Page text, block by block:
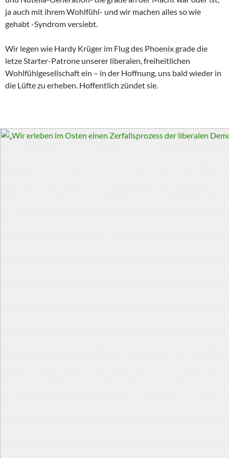
ja auch mit ihrem Wohlfühl- und wir machen alles so wie
gehabt -Syndrom versiebt.
Wir legen wie Hardy Krüger im Flug des Phoenix grade die
letze Starter-Patrone unserer liberalen, freiheitlichen
Wohlfühlgesellschaft ein – in der Hoffnung, uns bald wieder in
die Lüfte zu erheben. Hoffentlich zündet sie.